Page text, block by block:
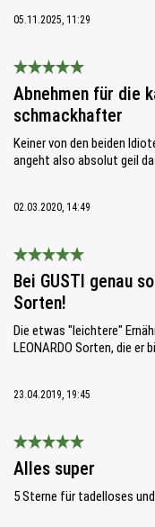
05.11.2025, 11:29
Bewertung mit 5 von 5
Abnehmen für die
schmackhafter
Keiner von den beiden
angeht also absolut geil
02.03.2020, 14:49
Bewertung mit 5 von 5
Bei GUSTI genau
Sorten!
Die etwas "leichtere"
LEONARDO Sorten, die
23.04.2019, 19:45
Alles super
5 Sterne für tadelloses